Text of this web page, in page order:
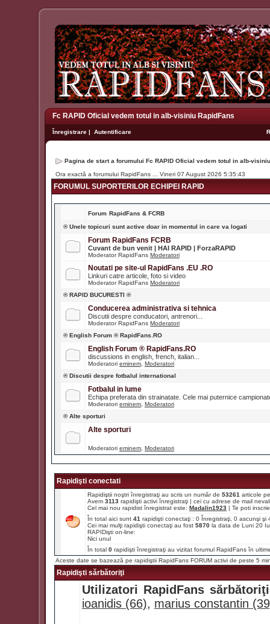
Fc RAPID Oficial vedem totul in alb-visiniu RapidFans
Înregistrare | Autentificare
Pagina de start a forumului Fc RAPID Oficial vedem totul in alb-
Ora exactă a forumului RapidFans ... Vineri 07 August 2026 5:35:43
FORUMUL SUPORTERILOR ECHIPEI RAPID
Forum RapidFans & FCRB
® Unele topicuri sunt active doar in momentul in care va logati
Forum RapidFans FCRB
Cuvant de bun venit | HAI RAPID | ForzaRAPID
Moderator RapidFans Moderatori
Noutati pe site-ul RapidFans .EU .RO
Linkuri catre articole, foto si video
Moderator RapidFans Moderatori
® RAPID BUCURESTI ®
Conducerea administrativa si tehnica
Discutii despre conducatori, antrenori...
Moderator RapidFans Moderatori
® English Forum ® RapidFans.RO
English Forum ® RapidFans.RO
discussions in english, french, italian...
Moderatori eminem Moderatori
® Discutii despre fotbalul international
Fotbalul in lume
Echipa preferata din strainatate. Cele mai puternice
Moderatori eminem Moderatori
® Alte sporturi
Alte sporturi
Moderatori eminem Moderatori
Rapidişti conectati
Rapidiştii noştri înregistraţi au scris un număr de 53261 articole
Avem 3113 rapidişti activi înregistraţi | cei cu adrese de mail
Cel mai nou rapidist înregistrat este: Madalin1923 | Te poti
În total aici sunt 41 rapidişti conectaţi : 0 Înregistraţi, 0 ascunşi
Cei mai mulţi rapidişti conectaţi au fost 5870 la data de Luni 20
RAPIDişti on-line:
Nici unul
În total 0 rapidişti înregistraţi au vizitat forumul RapidFans în
Aceste date se bazează pe rapidiştii RapidFans FORUM activi de peste 5
Rapidişti sărbătoriţi
Utilizatori RapidFans
ioanidis (66), marius constantin